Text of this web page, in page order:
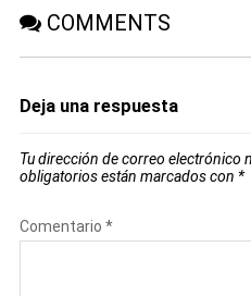
COMMENTS
Deja una respuesta
Tu dirección de correo electrónico
obligatorios están marcados con *
Comentario *